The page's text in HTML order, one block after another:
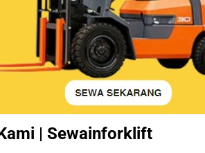
| Sewainforklift